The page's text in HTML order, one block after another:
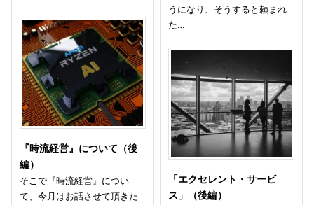
『時流経営』について（後
編）
そこで『時流経営』につい
て、今月はお話させて頂きた
うになり、そうすると頼まれ
た…
「エクセレント・サービ
ス」（後編）